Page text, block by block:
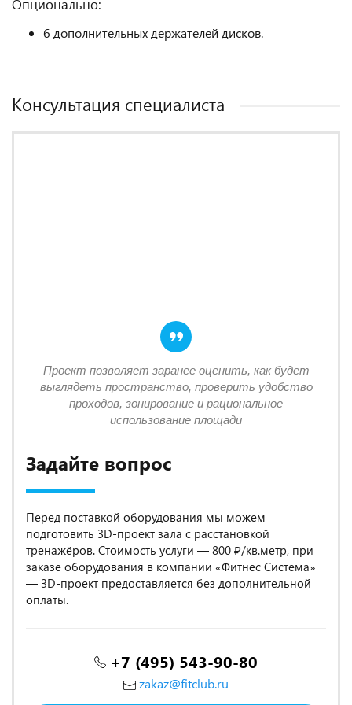
Опционально:
6 дополнительных держателей дисков.
Консультация специалиста
Задайте вопрос
Перед поставкой оборудования мы можем
подготовить 3D-проект зала с расстановкой
тренажёров. Стоимость услуги — 800 ₽/кв.метр, при
заказе оборудования в компании «Фитнес Система»
— 3D-проект предоставляется без дополнительной
оплаты.
+7 (495) 543-90-80
zakaz@fitclub.ru
Проект позволяет заранее оценить, как будет
выглядеть пространство, проверить удобство
проходов, зонирование и рациональное
использование площади